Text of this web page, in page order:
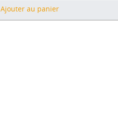
Ajouter au panier